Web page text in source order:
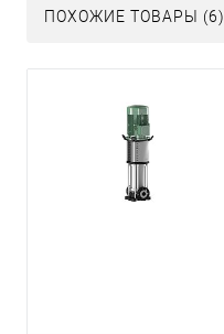
ПОХОЖИЕ ТОВАРЫ (6)